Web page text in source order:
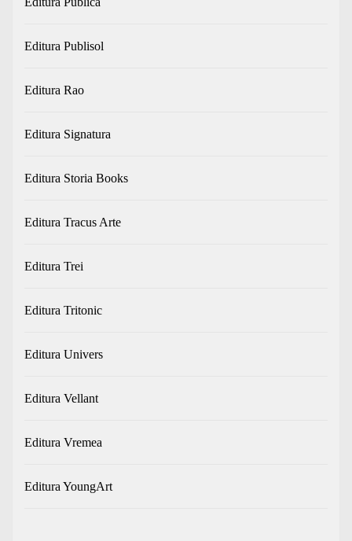
Editura Publisol
Editura Rao
Editura Signatura
Editura Storia Books
Editura Tracus Arte
Editura Trei
Editura Tritonic
Editura Univers
Editura Vellant
Editura Vremea
Editura YoungArt